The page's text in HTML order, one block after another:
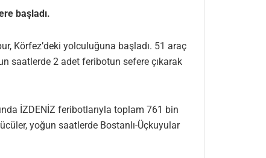
başladı.
Körfez’deki yolculuğuna başladı. 51 araç
saatlerde 2 adet feribotun sefere çıkarak
İZDENİZ feribotlarıyla toplam 761 bin
yoğun saatlerde Bostanlı-Üçkuyular